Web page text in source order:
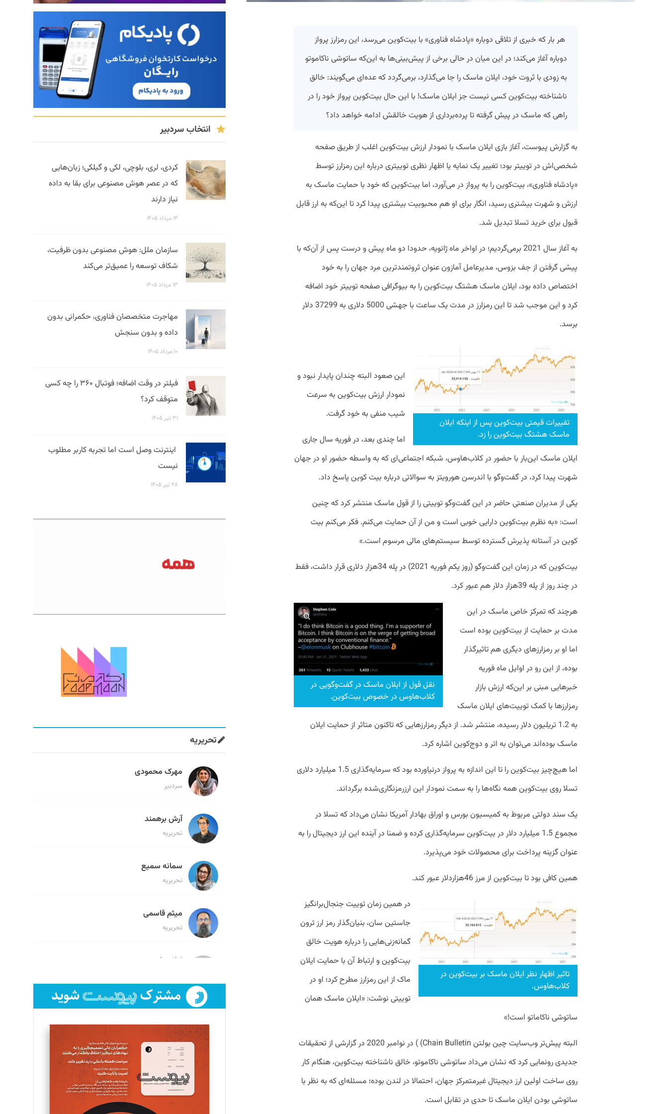
هر بار که خبری از تلاقی دوباره «پادشاه فناوری» با بیت‌کوین می‌رسد، این رمزارز پرواز
دوباره آغاز می‌کند؛ در این میان در حالی برخی از پیش‌بینی‌ها به این‌که ساتوشی ناکاموتو
به زودی با ثروت خود، ایلان ماسک را جا می‌گذارد، برمی‌گردد که عده‌ای می‌گویند: خالق
ناشناخته بیت‌کوین کسی نیست جز ایلان ماسک! با این‌ حال بیت‌کوین پرواز خود را در
راهی که ماسک در پیش گرفته تا پرده‌برداری از هویت خالقش ادامه خواهد داد؟
به گزارش پیوست، آغاز بازی ایلان ماسک با نمودار ارزش بیت‌کوین اغلب از طریق صفحه
شخصی‌اش در توییتر بود؛ تغییر یک نمایه یا اظهار نظری توییتری درباره این رمزارز توسط
«پادشاه فناوری»، بیت‌کوین را به پرواز در می‌آورد، اما بیت‌کوین که خود با حمایت ماسک به
ارزش و شهرت بیشتری رسید، انگار برای او هم محبوبیت بیشتری پیدا کرد تا این‌که به ارز قابل
قبول برای خرید تسلا تبدیل شد.
به آغاز سال 2021 برمی‌گردیم؛ در اواخر ماه ژانویه، حدودا دو ماه پیش و درست پس از آن‌که با
پیشی گرفتن از جف بزوس، مدیرعامل آمازون عنوان ثروتمندترین مرد جهان را به خود
اختصاص داده بود، ایلان ماسک هشتگ بیت‌کوین را به بیوگرافی صفحه توییتر خود اضافه
کرد و این موجب شد تا این رمزارز در مدت یک ساعت با جهشی 5000 دلاری به 37299 دلار
برسد.
تفییرات قیمتی بیت‌کوین پس از اینکه ایلان
ماسک هشتگ بیت‌کوین را زد.
این صعود البته چندان پایدار نبود و
نمودار ارزش بیت‌کوین به سرعت
شیب منفی به خود گرفت.
اما چندی بعد، در فوریه سال جاری
ایلان ماسک این‌بار با حضور در کلاب‌هاوس، شبکه اجتماعی‌ای که به واسطه حضور او در جهان
شهرت پیدا کرد، در گفت‌وگو با اندرسن هورویتز به سوالاتی درباره بیت کوین پاسخ داد.
یکی از مدیران صنعتی حاضر در این گفت‌وگو توییتی را از قول ماسک منتشر کرد که چنین
است: «به نظرم بیت‌کوین دارایی خوبی است و من از آن حمایت می‌کنم. فکر می‌کنم بیت
کوین در آستانه پذیرش گسترده توسط سیستم‌های مالی مرسوم است.»
بیت‌کوین که در زمان این گفت‌وگو (روز یکم فوریه 2021) در پله 34هزار دلاری قرار داشت، فقط
در چند روز از پله 39هزار دلار هم عبور کرد.
نقل قول از ایلان ماسک در گفت‌وگویی در
کلاب‌هاوس در خصوص بیت‌کوین.
هرچند که تمرکز خاص ماسک در این
مدت بر حمایت از بیت‌کوین بوده است
اما او بر رمزارزهای دیگری هم تاثیرگذار
بوده، از این رو در اوایل ماه فوریه
خبرهایی مبنی بر این‌که ارزش بازار
رمزارزها با کمک توییت‌های ایلان ماسک
به 1.2 تریلیون دلار رسیده، منتشر شد. از دیگر رمزارزهایی که تاکنون متاثر از حمایت ایلان
ماسک بوده‌اند می‌توان به اتر و دوج‌کوین اشاره کرد.
اما هیچ‌چیز بیت‌کوین را تا این اندازه به پرواز درنیاورده بود که سرمایه‌گذاری 1.5 میلیارد دلاری
تسلا روی بیت‌کوین همه نگاه‌ها را به سمت نمودار این ارزرمزنگاری‌شده برگرداند.
یک سند دولتی مربوط به کمیسیون بورس و اوراق بهادار آمریکا نشان می‌داد که تسلا در
مجموع 1.5 میلیارد دلار در بیت‌کوین سرمایه‌گذاری کرده و ضمنا در آینده این ارز دیجیتال را به
عنوان گزینه پرداخت برای محصولات خود می‌پذیرد.
همین کافی بود تا بیت‌کوین از مرز 46هزاردلار عبور کند.
تاثیر اظهار نظر ایلان ماسک بر بیت‌کوین در
کلاب‌هاوس.
در همین زمان توییت جنجال‌برانگیز
جاستین سان، بنیان‌گذار رمز ارز ترون
گمانه‌زنی‌هایی را درباره هویت خالق
بیت‌کوین و ارتباط آن با حمایت ایلان
ماک از این رمزارز مطرح کرد؛ او در
توییتی نوشت: «ایلان ماسک همان
ساتوشی ناکاماتو است!»
البته پیش‌تر وب‌سایت چین بولتن Chain Bulletin) ) در نوامبر 2020 در گزارشی از تحقیقات
جدیدی رونمایی کرد که نشان می‌داد ساتوشی ناکاموتو، خالق ناشناخته بیت‌کوین، هنگام کار
روی ساخت اولین ارز دیجیتال غیرمتمرکز جهان، احتمالا در لندن بوده؛ مسئله‌ای که به نظر با
ساتوشی بودن ایلان ماسک تا حدی در تقابل است.
انتخاب سردبیر
کردی، لری، بلوچی، لکی و گیلکی؛ زبان‌هایی
که در عصر هوش مصنوعی برای بقا به داده
نیاز دارند
۱۴ مرداد ۱۴۰۵
سازمان ملل: هوش مصنوعی بدون ظرفیت،
شکاف توسعه را عمیق‌تر می‌کند
۱۳ مرداد ۱۴۰۵
مهاجرت متخصصان فناوری، حکمرانی بدون
داده و بدون سنجش
۱۰ مرداد ۱۴۰۵
فیلتر در وقت اضافه؛ فوتبال ۳۶۰ را چه کسی
متوقف کرد؟
۳۱ تیر ۱۴۰۵
اینترنت وصل است اما تجربه کاربر مطلوب
نیست
۲۸ تیر ۱۴۰۵
تحریریه
مهرک محمودی
سردبیر
آرش برهمند
تحریریه
سمانه سمیع
تحریریه
میثم قاسمی
تحریریه
لیلا حنارود
فائزه فتحی رستمی
تحریریه
سروش کرمیان
تحریریه
مینا پاکدل